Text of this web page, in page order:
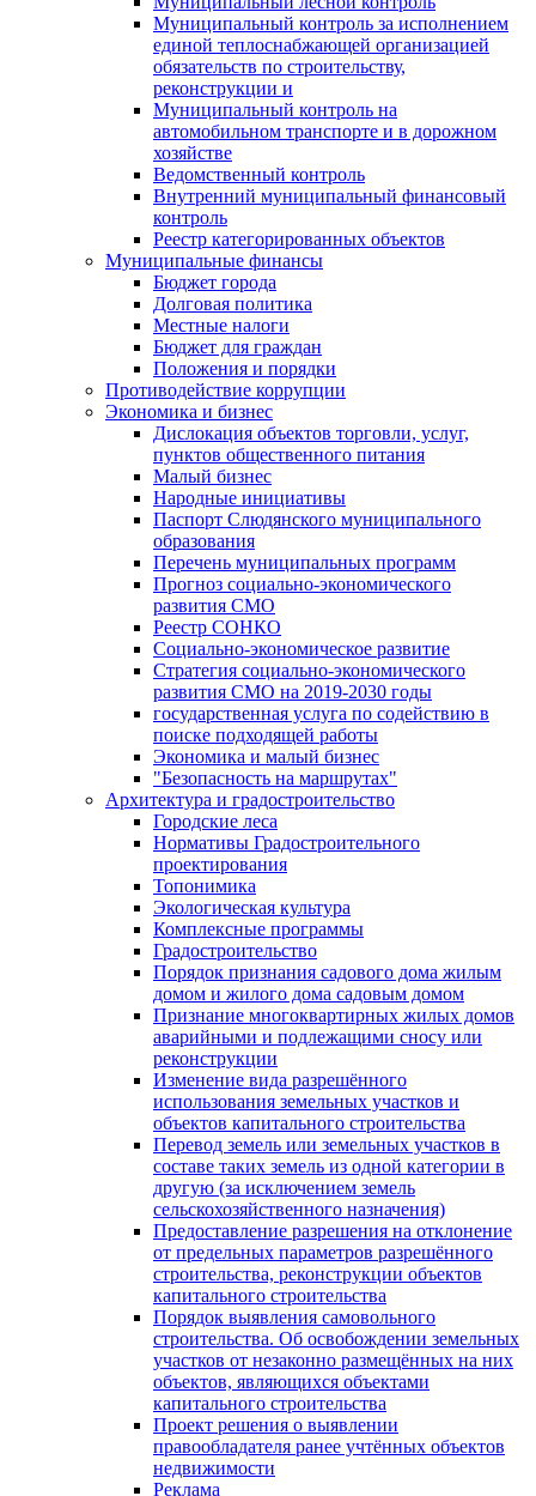
Муниципальный контроль за исполнением
единой теплоснабжающей организацией
обязательств по строительству,
реконструкции и
Муниципальный контроль на
автомобильном транспорте и в дорожном
хозяйстве
Ведомственный контроль
Внутренний муниципальный финансовый
контроль
Реестр категорированных объектов
Муниципальные финансы
Бюджет города
Долговая политика
Местные налоги
Бюджет для граждан
Положения и порядки
Противодействие коррупции
Экономика и бизнес
Дислокация объектов торговли, услуг,
пунктов общественного питания
Малый бизнес
Народные инициативы
Паспорт Слюдянского муниципального
образования
Перечень муниципальных программ
Прогноз социально-экономического
развития СМО
Реестр СОНКО
Социально-экономическое развитие
Стратегия социально-экономического
развития СМО на 2019-2030 годы
государственная услуга по содействию в
поиске подходящей работы
Экономика и малый бизнес
"Безопасность на маршрутах"
Архитектура и градостроительство
Городские леса
Нормативы Градостроительного
проектирования
Топонимика
Экологическая культура
Комплексные программы
Градостроительство
Порядок признания садового дома жилым
домом и жилого дома садовым домом
Признание многоквартирных жилых домов
аварийными и подлежащими сносу или
реконструкции
Изменение вида разрешённого
использования земельных участков и
объектов капитального строительства
Перевод земель или земельных участков в
составе таких земель из одной категории в
другую (за исключением земель
сельскохозяйственного назначения)
Предоставление разрешения на отклонение
от предельных параметров разрешённого
строительства, реконструкции объектов
капитального строительства
Порядок выявления самовольного
строительства. Об освобождении земельных
участков от незаконно размещённых на них
объектов, являющихся объектами
капитального строительства
Проект решения о выявлении
правообладателя ранее учтённых объектов
недвижимости
Реклама